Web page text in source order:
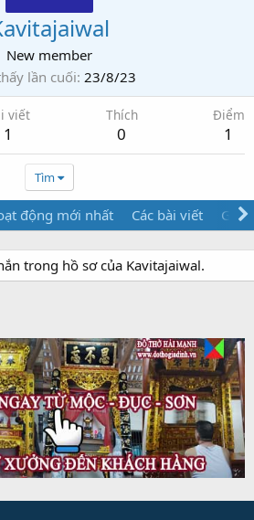
New member
lần cuối 23/8/23
viết
1
Thích
0
Điểm
1
Tìm
động mới nhất Các bài viết Giới
trong hồ sơ của Kavitajaiwal.